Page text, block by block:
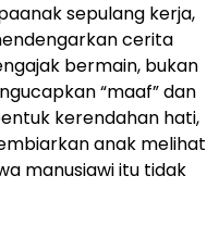
sepulang kerja,
cerita
bermain, bukan
“maaf” dan
kerendahan hati,
anak melihat
manusiawi itu tidak